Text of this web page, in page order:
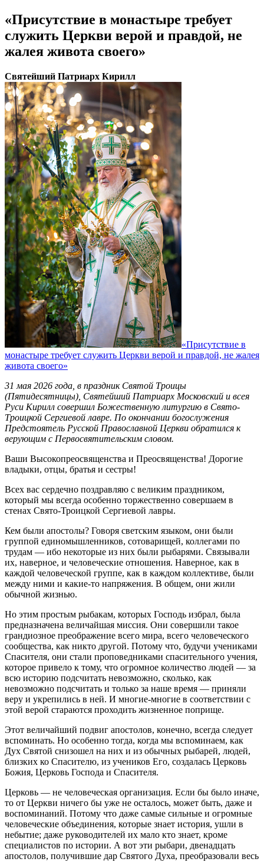
«Присутствие в монастыре требует
служить Церкви верой и правдой, не
жалея живота своего»
Святейший Патриарх Кирилл
«Присутствие в
монастыре требует служить Церкви верой и правдой, не жалея
живота своего»
31 мая 2026 года, в праздник Святой Троицы
(Пятидесятницы), Святейший Патриарх Московский и всея
Руси Кирилл совершил Божественную литургию в Свято-
Троицкой Сергиевой лавре. По окончании богослужения
Предстоятель Русской Православной Церкви обратился к
верующим с Первосвятительским словом.
Ваши Высокопреосвященства и Преосвященства! Дорогие
владыки, отцы, братья и сестры!
Всех вас сердечно поздравляю с великим праздником,
который мы всегда особенно торжественно совершаем в
стенах Свято-Троицкой Сергиевой лавры.
Кем были апостолы? Говоря светским языком, они были
группой единомышленников, сотоварищей, коллегами по
трудам — ибо некоторые из них были рыбарями. Связывали
их, наверное, и человеческие отношения. Наверное, как в
каждой человеческой группе, как в каждом коллективе, были
между ними и какие-то напряжения. В общем, они жили
обычной жизнью.
Но этим простым рыбакам, которых Господь избрал, была
предназначена величайшая миссия. Они совершили такое
грандиозное преображение всего мира, всего человеческого
сообщества, как никто другой. Потому что, будучи учениками
Спасителя, они стали проповедниками спасительного учения,
которое привело к тому, что огромное количество людей — за
всю историю подсчитать невозможно, сколько, как
невозможно подсчитать и только за наше время — приняли
веру и укрепились в ней. И многие-многие в соответствии с
этой верой стараются проходить жизненное поприще.
Этот величайший подвиг апостолов, конечно, всегда следует
вспоминать. Но особенно тогда, когда мы вспоминаем, как
Дух Святой снизошел на них и из обычных рыбарей, людей,
близких ко Спасителю, из учеников Его, создалась Церковь
Божия, Церковь Господа и Спасителя.
Церковь — не человеческая организация. Если бы было иначе,
то от Церкви ничего бы уже не осталось, может быть, даже и
воспоминаний. Потому что даже самые сильные и огромные
человеческие объединения, которые знает история, ушли в
небытие; даже руководителей их мало кто знает, кроме
специалистов по истории. А вот эти рыбари, двенадцать
апостолов, получившие дар Святого Духа, преобразовали весь